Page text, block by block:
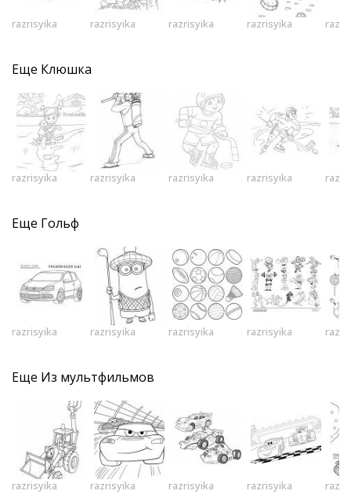
razrisyika razrisyika razrisyika razrisyika
Еще Клюшка
razrisyika razrisyika razrisyika razrisyika
Еще Гольф
razrisyika razrisyika razrisyika razrisyika
Еще Из мультфильмов
razrisyika razrisyika razrisyika razrisyika